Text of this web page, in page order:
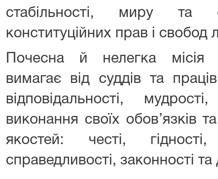
стабільності, миру та
конституційних прав і свобод
Почесна й нелегка місія
вимагає від суддів та
відповідальності,
виконання своїх обов’язків
якостей: честі,
справедливості, законності